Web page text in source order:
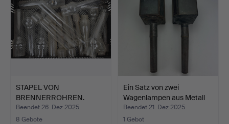
STAPEL VON
BRENNERROHREN.
Beendet 26. Dez 2025
8 Gebote
Ein Satz von zwei
Wagenlampen aus Metall
u…
Beendet 21. Dez 2025
1 Gebot